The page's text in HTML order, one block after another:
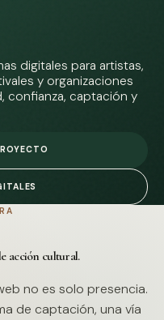
digitales para artistas,
y organizaciones
confianza, captación y
acción cultural.
no es solo presencia.
de captación, una vía